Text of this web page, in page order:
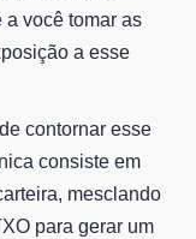
você tomar as
a esse
contornar esse
consiste em
mesclando
para gerar um